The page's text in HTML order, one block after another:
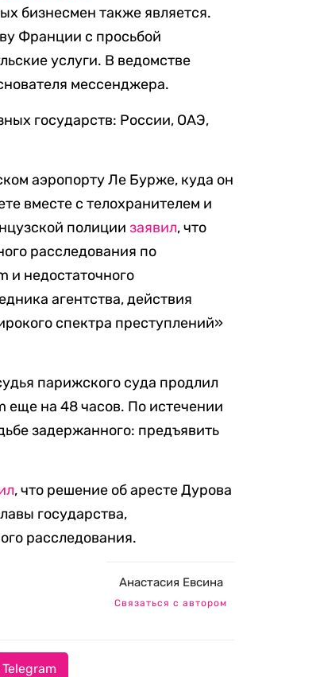
бизнесмен также является.
Франции с просьбой
услуги. В ведомстве
мессенджера.
государств: России, ОАЭ,
аэропорту Ле Бурже, куда он
вместе с телохранителем и
полициизаявил, что
расследования по
и недостаточного
агентства, действия
спектра преступлений»
парижского суда продлил
еще на 48 часов. По истечении
задержанного: предъявить
, что решение об аресте Дурова
государства,
расследования.
Анастасия Евсина
Связаться с автором